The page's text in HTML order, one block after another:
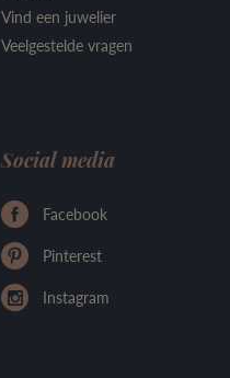
Vind een juwelier
Veelgestelde vragen
Social media
Facebook
Pinterest
Instagram